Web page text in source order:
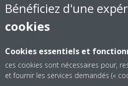
Daikin Middle East and
Prix 2020 Superbrands
Bénéficiez d'une
cookies
Cookies essentiels et
ces cookies sont nécessaires pour,
et fournir les services demandés («